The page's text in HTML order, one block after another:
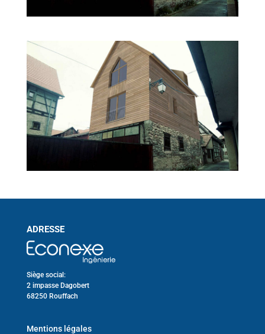
ADRESSE
Siège social:
2 impasse Dagobert
68250 Rouffach
Mentions légales